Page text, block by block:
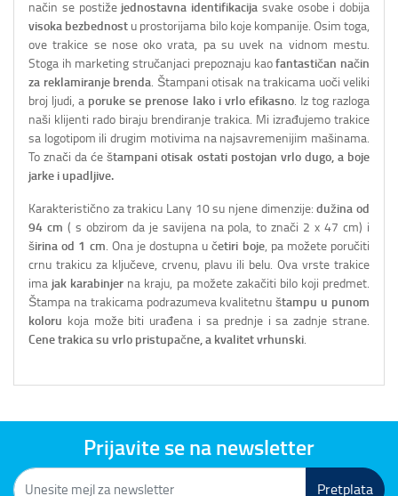
način se postiže jednostavna identifikacija svake osobe i dobija
visoka bezbednost u prostorijama bilo koje kompanije. Osim toga,
ove trakice se nose oko vrata, pa su uvek na vidnom mestu.
Stoga ih marketing stručanjaci prepoznaju kaofantastičan način
za reklamiranje brenda. Štampani otisak na trakicama uoči veliki
broj ljudi, a poruke se prenose lako i vrlo efikasno. Iz tog razloga
naši klijenti rado biraju brendiranje trakica. Mi izrađujemo trakice
sa logotipom ili drugim motivima na najsavremenijim mašinama.
To znači da ćeštampani otisak ostati postojan vrlo dugo, a boje
jarke i upadljive.
Karakteristično za trakicu Lany 10 su njene dimenzije:dužina od
94 cm ( s obzirom da je savijena na pola, to znači 2 x 47 cm) i
širina od 1 cm. Ona je dostupna učetiri boje, pa možete poručiti
crnu trakicu za ključeve, crvenu, plavu ili belu. Ova vrste trakice
ima jak karabinjer na kraju, pa možete zakačiti bilo koji predmet.
Štampa na trakicama podrazumeva kvalitetnuštampu u punom
koloru koja može biti urađena i sa prednje i sa zadnje strane.
Cene trakica su vrlo pristupačne, a kvalitet vrhunski.
Prijavite se na newsletter
Pretplata